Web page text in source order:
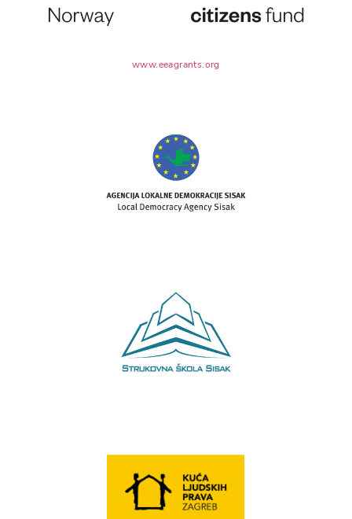
www.eeagrants.org